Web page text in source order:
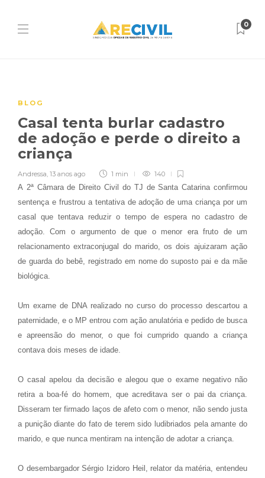
0
BLOG
Casal tenta burlar cadastro
de adoção e perde o direito a
criança
Andressa, 13 anos ago 1 min 140
A 2ª Câmara de Direito Civil do TJ de Santa Catarina confirmou
sentença e frustrou a tentativa de adoção de uma criança por um
casal que tentava reduzir o tempo de espera no cadastro de
adoção. Com o argumento de que o menor era fruto de um
relacionamento extraconjugal do marido, os dois ajuizaram ação
de guarda do bebê, registrado em nome do suposto pai e da mãe
biológica.
Um exame de DNA realizado no curso do processo descartou a
paternidade, e o MP entrou com ação anulatória e pedido de busca
e apreensão do menor, o que foi cumprido quando a criança
contava dois meses de idade.
O casal apelou da decisão e alegou que o exame negativo não
retira a boa-fé do homem, que acreditava ser o pai da criança.
Disseram ter firmado laços de afeto com o menor, não sendo justa
a punição diante do fato de terem sido ludibriados pela amante do
marido, e que nunca mentiram na intenção de adotar a criança.
O desembargador Sérgio Izidoro Heil, relator da matéria, entendeu